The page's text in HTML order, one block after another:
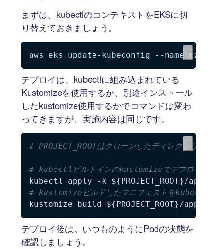
まずは、kubectlのコンテキストをEKSに切
り替えておきましょう。
aws eks update-kubeconfig --name
デプロイは、kubectlに組み込まれている
Kustomizeを使用するか、別途インストール
したkustomize使用するかでコマンドは変わ
ってきますが、実施内容は同じです。
# PROJECT_ROOTはクローンしたディレクトリを
# kubectlビルトインのkustomizeでデプロイ
kubectl apply
-k
${PROJECT_ROOT}
# kustomizeビルドしたマニフェストをkubectlで
kustomize build ${PROJECT_ROOT} /app/
デプロイ後は。いつものようにPodの状態を
確認しましょう。